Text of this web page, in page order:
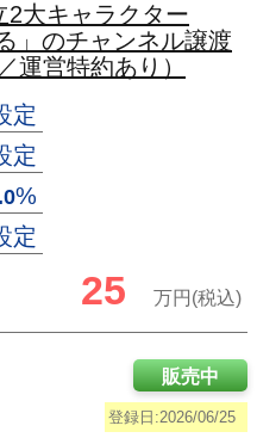
2大キャラクター
」のチャンネル譲渡
運営特約あり）
定
定
%
定
25 万円(税込)
登録日:2026/06/25
販売中